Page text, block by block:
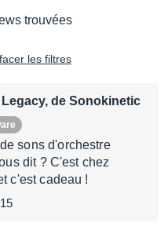
trouvées
les filtres
de Sonokinetic
sons d'orchestre
dit ? C'est chez
c'est cadeau !
15